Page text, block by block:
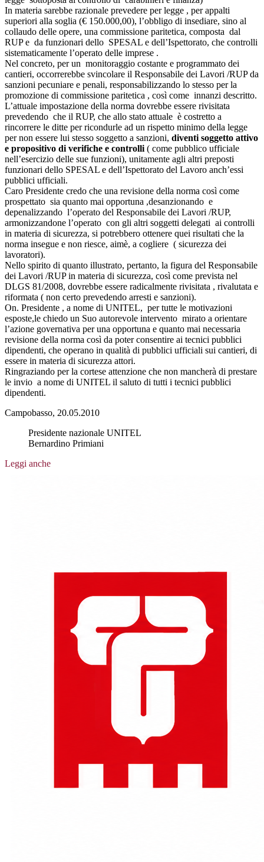
In materia sarebbe razionale prevedere per legge , per appalti
superiori alla soglia (€ 150.000,00), l’obbligo di insediare, sino al
collaudo delle opere, una commissione paritetica, composta dal
RUP e da funzionari dello SPESAL e dell’Ispettorato, che controlli
sistematicamente l’operato delle imprese .
Nel concreto, per un monitoraggio costante e programmato dei
cantieri, occorrerebbe svincolare il Responsabile dei Lavori /RUP da
sanzioni pecuniare e penali, responsabilizzando lo stesso per la
promozione di commissione paritetica , così come innanzi descritto.
L’attuale impostazione della norma dovrebbe essere rivisitata
prevedendo che il RUP, che allo stato attuale è costretto a
rincorrere le ditte per ricondurle ad un rispetto minimo della legge
per non essere lui stesso soggetto a sanzioni, diventi soggetto attivo
e propositivo di verifiche e controlli ( come pubblico ufficiale
nell’esercizio delle sue funzioni), unitamente agli altri preposti
funzionari dello SPESAL e dell’Ispettorato del Lavoro anch’essi
pubblici ufficiali.
Caro Presidente credo che una revisione della norma così come
prospettato sia quanto mai opportuna ,desanzionando e
depenalizzando l’operato del Responsabile dei Lavori /RUP,
armonizzandone l’operato con gli altri soggetti delegati ai controlli
in materia di sicurezza, si potrebbero ottenere quei risultati che la
norma insegue e non riesce, aimè, a cogliere ( sicurezza dei
lavoratori).
Nello spirito di quanto illustrato, pertanto, la figura del Responsabile
dei Lavori /RUP in materia di sicurezza, così come prevista nel
DLGS 81/2008, dovrebbe essere radicalmente rivisitata , rivalutata e
riformata ( non certo prevedendo arresti e sanzioni).
On. Presidente , a nome di UNITEL, per tutte le motivazioni
esposte,le chiedo un Suo autorevole intervento mirato a orientare
l’azione governativa per una opportuna e quanto mai necessaria
revisione della norma così da poter consentire ai tecnici pubblici
dipendenti, che operano in qualità di pubblici ufficiali sui cantieri, di
essere in materia di sicurezza attori.
Ringraziando per la cortese attenzione che non mancherà di prestare
le invio a nome di UNITEL il saluto di tutti i tecnici pubblici
dipendenti.
Campobasso, 20.05.2010
Presidente nazionale UNITEL
Bernardino Primiani
Leggi anche